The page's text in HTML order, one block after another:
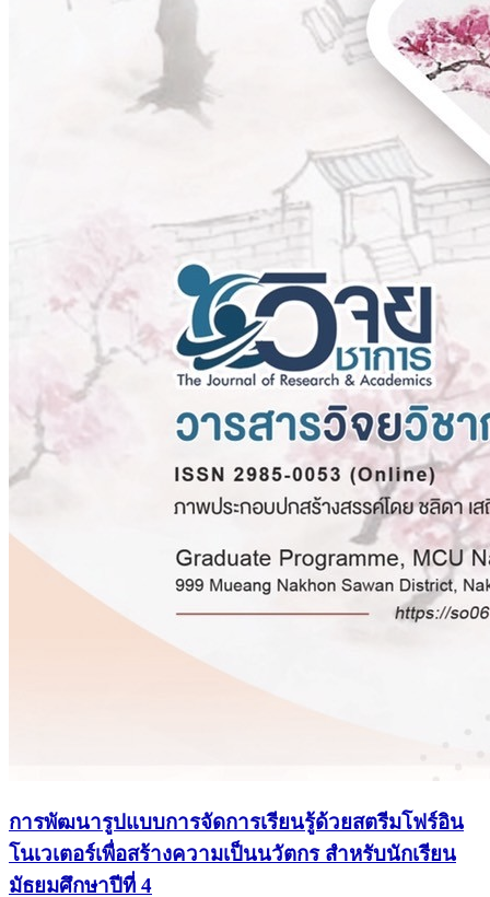
การพัฒนารูปแบบการจัดการเรียนรู้ด้วยสตรีมโฟร์อิน
โนเวเตอร์เพื่อสร้างความเป็นนวัตกร สำหรับนักเรียน
มัธยมศึกษาปีที่ 4